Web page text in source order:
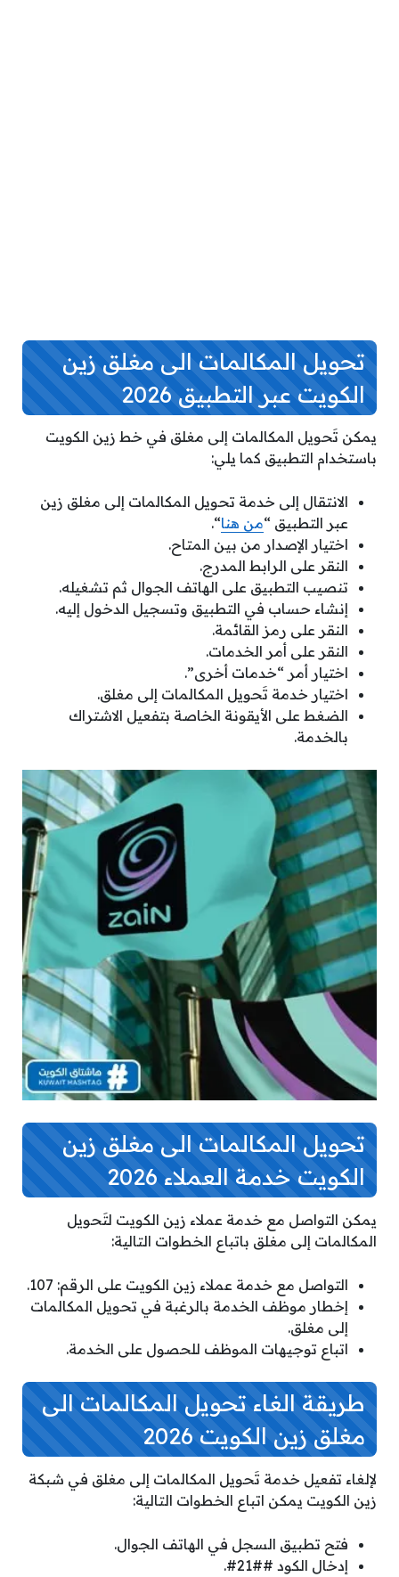
تحويل المكالمات الى مغلق زين
الكويت عبر التطبيق 2026
يمكن تَحويل المكالمات إلى مغلق في خط زين الكويت
باستخدام التطبيق كما يلي:
الانتقال إلى خدمة تحويل المكالمات إلى مغلق زين
عبر التطبيق “من هنا“.
اختيار الإصدار من بين المتاح.
النقر على الرابط المدرج.
تنصيب التطبيق على الهاتف الجوال ثم تشغيله.
إنشاء حساب في التطبيق وتسجيل الدخول إليه.
النقر على رمز القائمة.
النقر على أمر الخدمات.
اختيار أمر “خدمات أخرى”.
اختيار خدمة تَحويل المكالمات إلى مغلق.
الضغط على الأيقونة الخاصة بتفعيل الاشتراك
بالخدمة.
تحويل المكالمات الى مغلق زين
الكويت خدمة العملاء 2026
يمكن التواصل مع خدمة عملاء زين الكويت لتَحويل
المكالمات إلى مغلق باتباع الخطوات التالية:
التواصل مع خدمة عملاء زين الكويت على الرقم: 107.
إخطار موظف الخدمة بالرغبة في تحويل المكالمات
إلى مغلق.
اتباع توجيهات الموظف للحصول على الخدمة.
طريقة الغاء تحويل المكالمات الى
مغلق زين الكويت 2026
لإلغاء تفعيل خدمة تَحويل المكالمات إلى مغلق في شبكة
زين الكويت يمكن اتباع الخطوات التالية:
فتح تطبيق السجل في الهاتف الجوال.
إدخال الكود ##21#.